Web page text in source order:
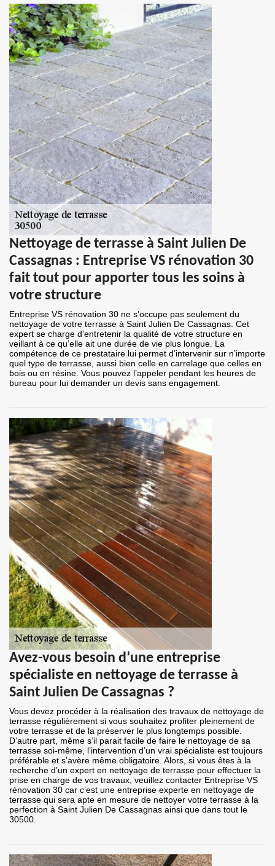
Nettoyage de terrasse à Saint Julien De
Cassagnas : Entreprise VS rénovation 30
fait tout pour apporter tous les soins à
votre structure
Entreprise VS rénovation 30 ne s’occupe pas seulement du
nettoyage de votre terrasse à Saint Julien De Cassagnas. Cet
expert se charge d’entretenir la qualité de votre structure en
veillant à ce qu’elle ait une durée de vie plus longue. La
compétence de ce prestataire lui permet d’intervenir sur n’importe
quel type de terrasse, aussi bien celle en carrelage que celles en
bois ou en résine. Vous pouvez l’appeler pendant les heures de
bureau pour lui demander un devis sans engagement.
Avez-vous besoin d’une entreprise
spécialiste en nettoyage de terrasse à
Saint Julien De Cassagnas ?
Vous devez procéder à la réalisation des travaux de nettoyage de
terrasse régulièrement si vous souhaitez profiter pleinement de
votre terrasse et de la préserver le plus longtemps possible.
D’autre part, même s’il parait facile de faire le nettoyage de sa
terrasse soi-même, l’intervention d’un vrai spécialiste est toujours
préférable et s’avère même obligatoire. Alors, si vous êtes à la
recherche d’un expert en nettoyage de terrasse pour effectuer la
prise en charge de vos travaux, veuillez contacter Entreprise VS
rénovation 30 car c’est une entreprise experte en nettoyage de
terrasse qui sera apte en mesure de nettoyer votre terrasse à la
perfection à Saint Julien De Cassagnas ainsi que dans tout le
30500.